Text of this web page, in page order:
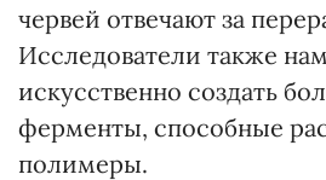
червей отвечают за
Исследователи также
искусственно создать
ферменты, способные
полимеры.